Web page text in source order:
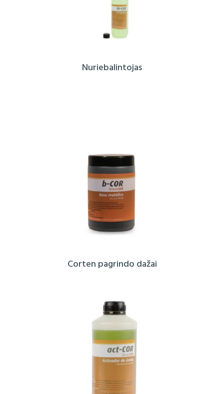
Nuriebalintojas
Corten pagrindo dažai